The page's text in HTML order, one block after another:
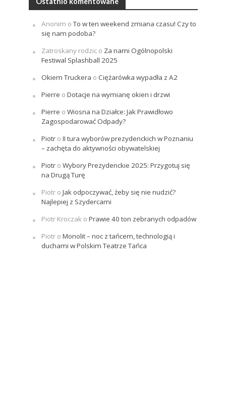
Anonim oTo w ten weekend zmiana czasu! Czy to
się nam podoba?
Zatroskany rodzico Za nami Ogólnopolski
Festiwal Splashball 2025
Okiem Truckera o Ciężarówka wypadła z A2
Pierre o Dotacje na wymianę okien i drzwi
Pierre o Wiosna na Działce: Jak Prawidłowo
Zagospodarować Odpady?
Piotro II tura wyborów prezydenckich w Poznaniu
– zachęta do aktywności obywatelskiej
Piotro Wybory Prezydenckie 2025: Przygotuj się
na Drugą Turę
Piotro Jak odpoczywać, żeby się nie nudzić?
Najlepiej z Szydercami
Piotr Kroczako Prawie 40 ton zebranych odpadów
Piotro Monolit – noc z tańcem, technologią i
duchami w Polskim Teatrze Tańca